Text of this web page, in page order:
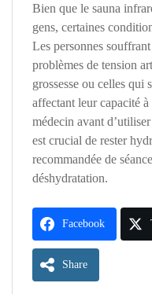
Bien que le sauna
gens, certaines
Les personnes
problèmes de tension
grossesse ou celles qui
affectant leur capacité
médecin avant
est crucial de rester
recommandée de
déshydratation.
Facebook
Share